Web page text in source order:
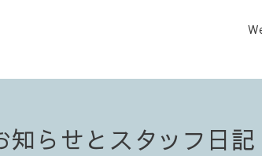
知らせとスタッフ日記